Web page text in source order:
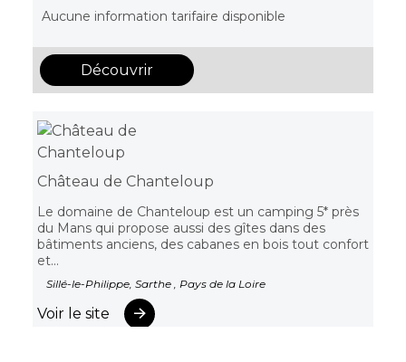
Aucune information tarifaire disponible
Découvrir
Château de Chanteloup
Le domaine de Chanteloup est un camping 5* près
du Mans qui propose aussi des gîtes dans des
bâtiments anciens, des cabanes en bois tout confort
et...
Sillé-le-Philippe, Sarthe , Pays de la Loire
Voir le site